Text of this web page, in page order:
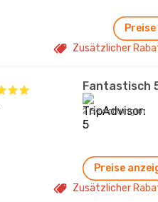
Zusätzlicher
Fantastisch
2 Bewertungen
Preise
Zusätzlicher